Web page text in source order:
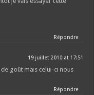
Répondre
19 juillet 2010 at 17:51
de goût mais celui-ci nous
Répondre